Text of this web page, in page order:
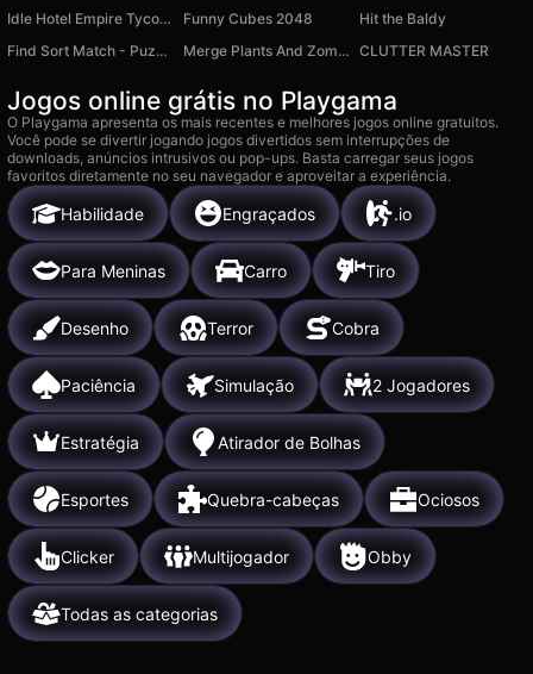
Idle Hotel Empire Tycoon
Funny Cubes 2048
Hit the Baldy
Find Sort Match - Puzzle
Merge Plants And Zombies CLUTTER MASTER
Jogos online grátis no Playgama
O Playgama apresenta os mais recentes e melhores jogos online gratuitos.
Você pode se divertir jogando jogos divertidos sem interrupções de
downloads, anúncios intrusivos ou pop-ups. Basta carregar seus jogos
favoritos diretamente no seu navegador e aproveitar a experiência.
Habilidade Engraçados .io
Para Meninas Carro Tiro
Desenho Terror Cobra
Paciência Simulação 2 Jogadores
Estratégia Atirador de Bolhas
Esportes Quebra-cabeças Ociosos
Clicker Multijogador Obby
Todas as categorias